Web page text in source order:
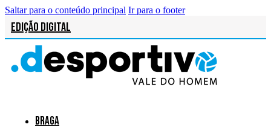
Saltar para o conteúdo principal Ir para o footer
Edição Digital
Braga